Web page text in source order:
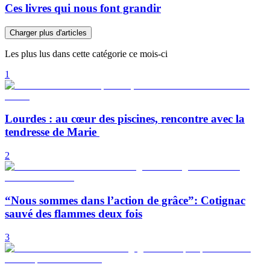
Ces livres qui nous font grandir
Charger plus d'articles
Les plus lus dans cette catégorie ce mois-ci
1
Lourdes : au cœur des piscines, rencontre avec la
tendresse de Marie
2
“Nous sommes dans l’action de grâce”: Cotignac
sauvé des flammes deux fois
3